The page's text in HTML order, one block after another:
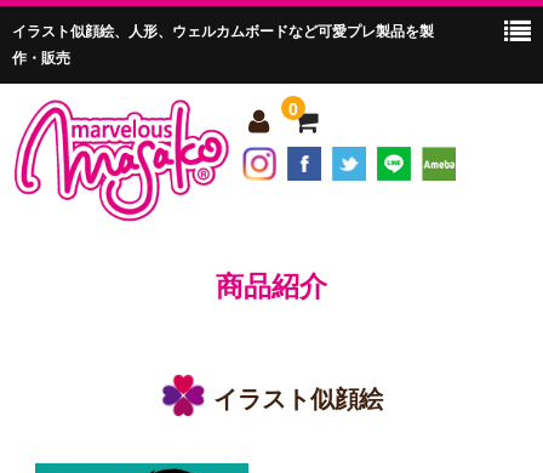
イラスト似顔絵、人形、ウェルカムボードなど可愛プレ製品を製
作・販売
0
マーベラスマサコって？
購入ガイド
お問い合わせ
商品紹介
イラスト似顔絵